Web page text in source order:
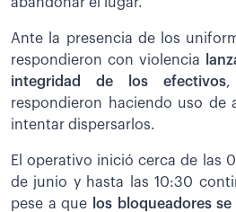
Ante la presencia de los
respondieron con violencia
integridad de los efectivos,
respondieron haciendo uso de
intentar dispersarlos.
El operativo inició cerca de las
de junio y hasta las 10:30
pese a que
los bloqueadores